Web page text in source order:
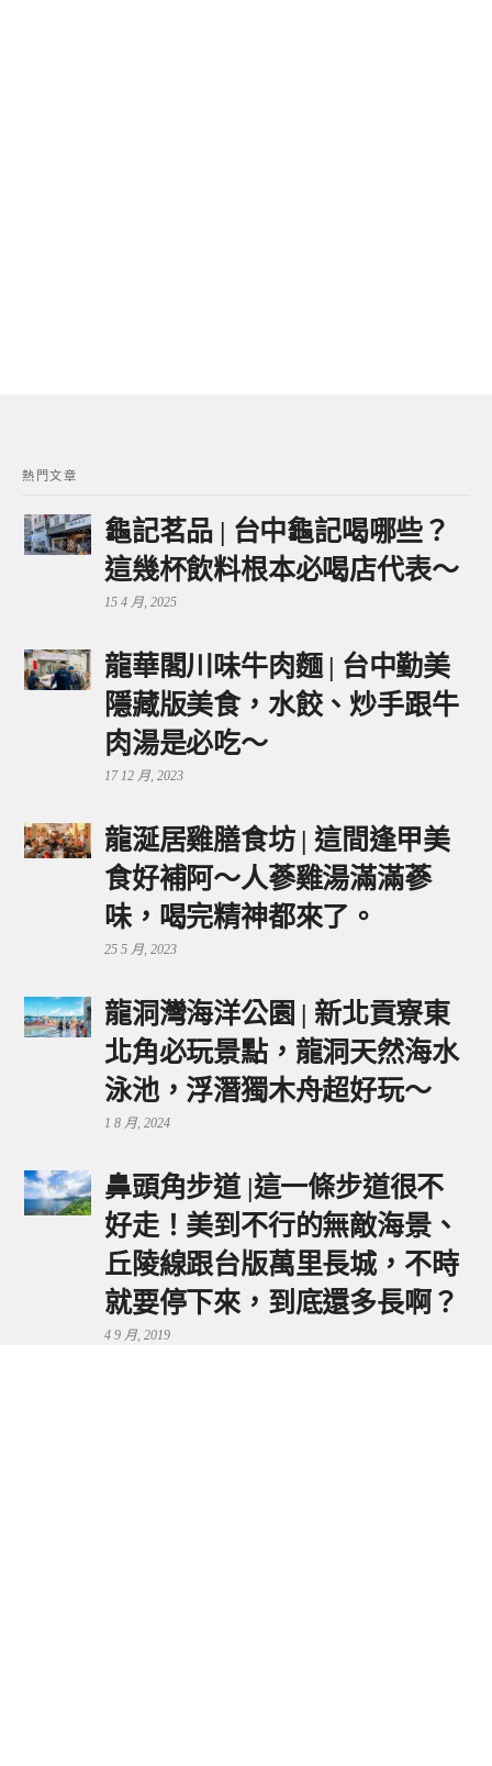
熱門文章
龜記茗品 | 台中龜記喝哪些？
這幾杯飲料根本必喝店代表～
15 4 月, 2025
龍華閣川味牛肉麵 | 台中勤美
隱藏版美食，水餃、炒手跟牛
肉湯是必吃～
17 12 月, 2023
龍涎居雞膳食坊 | 這間逢甲美
食好補阿～人蔘雞湯滿滿蔘
味，喝完精神都來了。
25 5 月, 2023
龍洞灣海洋公園 | 新北貢寮東
北角必玩景點，龍洞天然海水
泳池，浮潛獨木舟超好玩～
1 8 月, 2024
鼻頭角步道 |這一條步道很不
好走！美到不行的無敵海景、
丘陵線跟台版萬里長城，不時
就要停下來，到底還多長啊？
4 9 月, 2019